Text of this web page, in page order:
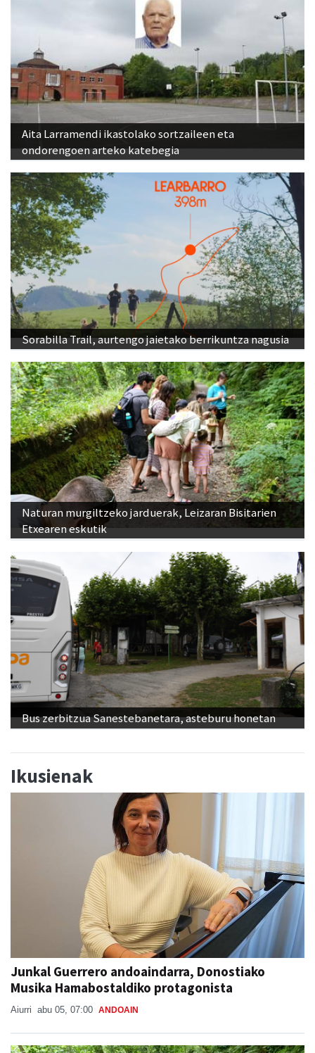
Aita Larramendi ikastolako sortzaileen eta
ondorengoen arteko katebegia
Sorabilla Trail, aurtengo jaietako berrikuntza nagusia
Naturan murgiltzeko jarduerak, Leizaran Bisitarien
Etxearen eskutik
Bus zerbitzua Sanestebanetara, asteburu honetan
Ikusienak
Junkal Guerrero andoaindarra, Donostiako
Musika Hamabostaldiko protagonista
Aiurri abu 05, 07:00 ANDOAIN